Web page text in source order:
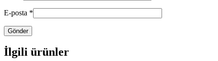
E-posta *
İlgili ürünler